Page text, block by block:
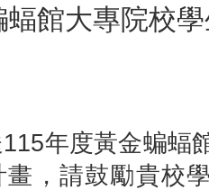
蝠館大專院校
年度黃金蝙蝠
畫，請鼓勵貴校